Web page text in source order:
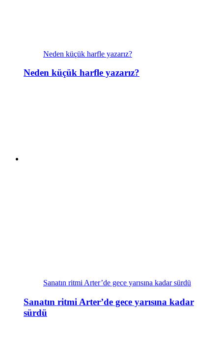
Neden küçük harfle yazarız?
Neden küçük harfle yazarız?
Sanatın ritmi Arter’de gece yarısına kadar sürdü
Sanatın ritmi Arter’de gece yarısına kadar
sürdü